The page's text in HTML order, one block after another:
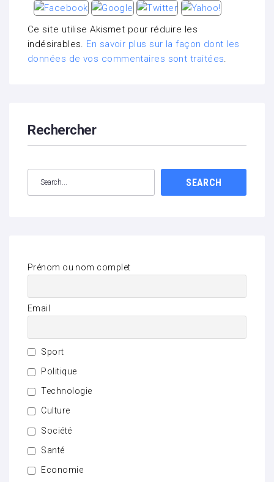
Ce site utilise Akismet pour réduire les
indésirables. En savoir plus sur la façon dont les
données de vos commentaires sont traitées.
Rechercher
SEARCH
Prénom ou nom complet
Email
Sport
Politique
Technologie
Culture
Société
Santé
Economie